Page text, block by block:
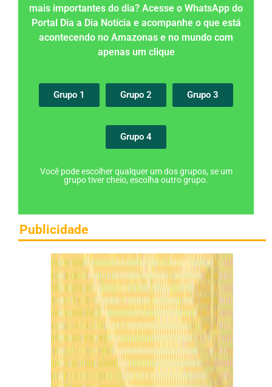
mais importantes do dia? Acesse o WhatsApp do
Portal Dia a Dia Notícia e acompanhe o que está
acontecendo no Amazonas e no mundo com
apenas um clique
Grupo 1 Grupo 2 Grupo 3
Grupo 4
Você pode escolher qualquer um dos grupos, se um
grupo tiver cheio, escolha outro grupo.
Publicidade